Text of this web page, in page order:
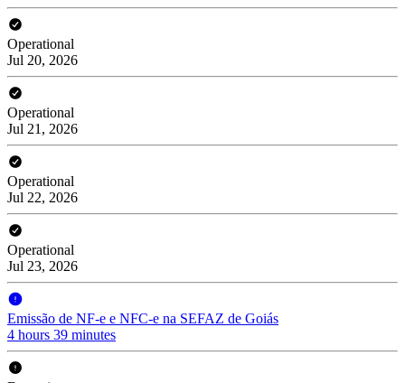
Operational
Jul 20, 2026
Operational
Jul 21, 2026
Operational
Jul 22, 2026
Operational
Jul 23, 2026
Emissão de NF-e e NFC-e na SEFAZ de Goiás
4 hours 39 minutes